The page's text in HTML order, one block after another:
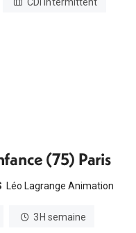
(75) Paris
Léo Lagrange Animation
3H semaine